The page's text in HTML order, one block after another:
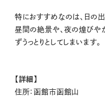
特におすすめなのは、日の出
昼間の絶景や、夜の煌びや
ずうっとりとしてしまいます。
【詳細】
住所：函館市函館山